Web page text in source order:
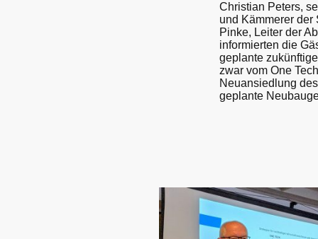
Christian Peters,
und Kämmerer der
Pinke, Leiter der
informierten die
geplante
zwar vom One
Neuansiedlung
geplante